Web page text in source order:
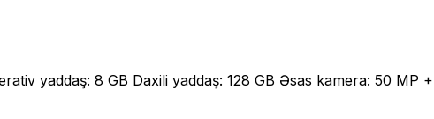
yaddaş: 8 GB Daxili yaddaş: 128 GB Əsas kamera: 50 MP